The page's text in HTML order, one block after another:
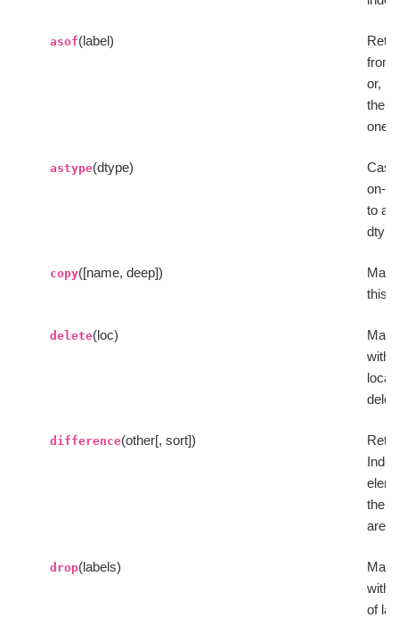
asof(label)
from
or, if
the
one.
astype(dtype)
Cast
on-
to a
copy([name, deep])
this
delete(loc)
with
difference(other[, sort])
the
are
drop(labels)
with
of